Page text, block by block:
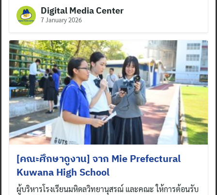
Digital Media Center
7 January 2026
[คณะศึกษาดูงาน] จาก Mie Prefectural
Kuwana High School
ผู้บริหารโรงเรียนมหิดลวิทยานุสรณ์ และคณะ ให้การต้อนรับ